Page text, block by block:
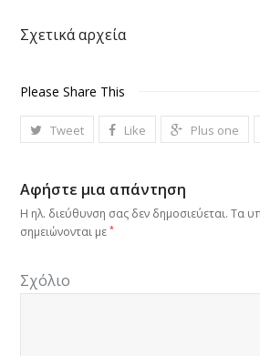
Σχετικά αρχεία
Please Share This
Tweet Like Plus one
Αφήστε μια απάντηση
Η ηλ. διεύθυνση σας δεν δημοσιεύεται. Τα
σημειώνονται με*
Σχόλιο